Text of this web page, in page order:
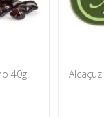
40g